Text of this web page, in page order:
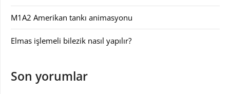
M1A2 Amerikan tankı animasyonu
Elmas işlemeli bilezik nasıl yapılır?
Son yorumlar